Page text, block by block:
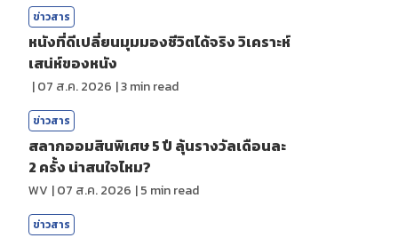
ข่าวสาร
หนังที่ดีเปลี่ยนมุมมองชีวิตได้จริง วิเคราะห์
เสน่ห์ของหนัง
|07 ส.ค. 2026 |3min read
ข่าวสาร
สลากออมสินพิเศษ 5 ปี ลุ้นรางวัลเดือนละ
2 ครั้ง น่าสนใจไหม?
WV |07 ส.ค. 2026 |5 min read
ข่าวสาร